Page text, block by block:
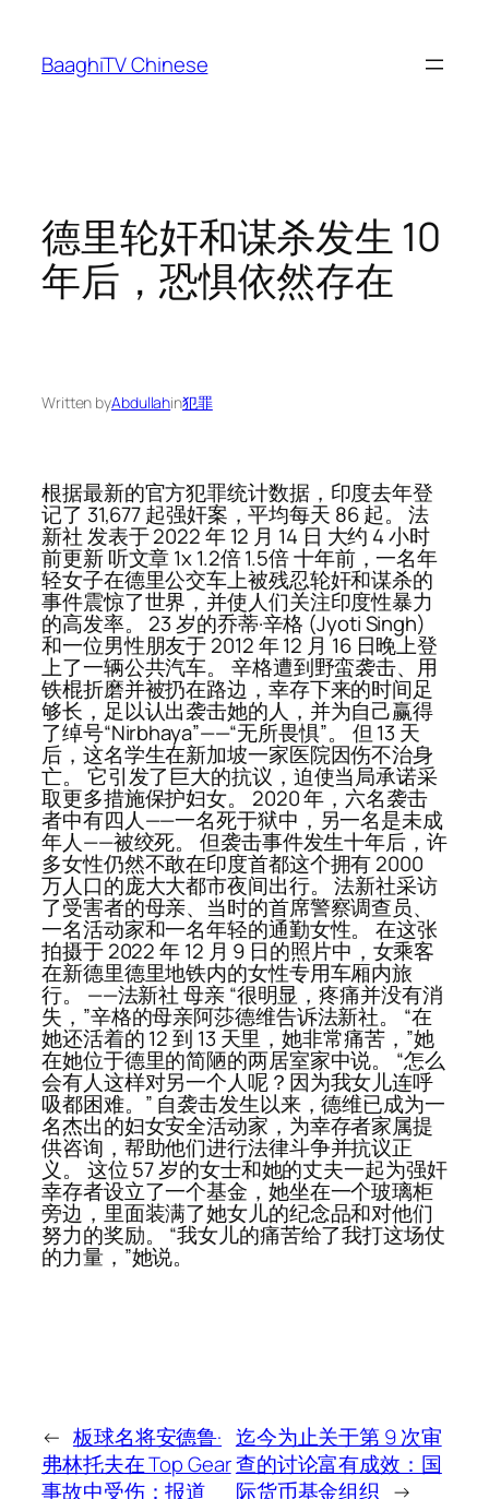
content
BaaghiTV Chinese
德里轮奸和谋杀发生 10
年后，恐惧依然存在
Written byAbdullahin犯罪
根据最新的官方犯罪统计数据，印度去年登
记了 31,677 起强奸案，平均每天 86 起。 法
新社 发表于 2022 年 12 月 14 日 大约 4 小时
前更新 听文章 1x 1.2倍 1.5倍 十年前，一名年
轻女子在德里公交车上被残忍轮奸和谋杀的
事件震惊了世界，并使人们关注印度性暴力
的高发率。 23 岁的乔蒂·辛格 (Jyoti Singh)
和一位男性朋友于 2012 年 12 月 16 日晚上登
上了一辆公共汽车。 辛格遭到野蛮袭击、用
铁棍折磨并被扔在路边，幸存下来的时间足
够长，足以认出袭击她的人，并为自己赢得
了绰号“Nirbhaya”——“无所畏惧”。 但 13 天
后，这名学生在新加坡一家医院因伤不治身
亡。 它引发了巨大的抗议，迫使当局承诺采
取更多措施保护妇女。 2020 年，六名袭击
者中有四人——一名死于狱中，另一名是未成
年人——被绞死。 但袭击事件发生十年后，许
多女性仍然不敢在印度首都这个拥有 2000
万人口的庞大大都市夜间出行。 法新社采访
了受害者的母亲、当时的首席警察调查员、
一名活动家和一名年轻的通勤女性。 在这张
拍摄于 2022 年 12 月 9 日的照片中，女乘客
在新德里德里地铁内的女性专用车厢内旅
行。 ——法新社 母亲 “很明显，疼痛并没有消
失，”辛格的母亲阿莎德维告诉法新社。 “在
她还活着的 12 到 13 天里，她非常痛苦，”她
在她位于德里的简陋的两居室家中说。 “怎么
会有人这样对另一个人呢？因为我女儿连呼
吸都困难。” 自袭击发生以来，德维已成为一
名杰出的妇女安全活动家，为幸存者家属提
供咨询，帮助他们进行法律斗争并抗议正
义。 这位 57 岁的女士和她的丈夫一起为强奸
幸存者设立了一个基金，她坐在一个玻璃柜
旁边，里面装满了她女儿的纪念品和对他们
努力的奖励。 “我女儿的痛苦给了我打这场仗
的力量，”她说。
← 板球名将安德鲁·
弗林托夫在 Top Gear
事故中受伤：报道
迄今为止关于第 9 次审
查的讨论富有成效：国
际货币基金组织 →